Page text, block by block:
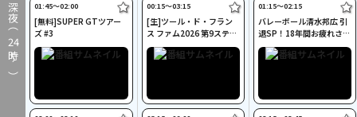
深夜（
24
時～）
01:45〜02:00
[無料]SUPER GTツアー
ズ #3
00:15〜03:15
[生]ツール・ド・フラン
ス ファム2026 第9ステー
ジ Cycle*
01:15〜02:15
バレーボール清水邦広 引
退SP！18年間お疲れさま
の会